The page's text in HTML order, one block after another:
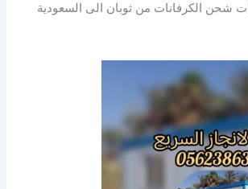
شحن الكرفانات من ثوبان الى السعودية